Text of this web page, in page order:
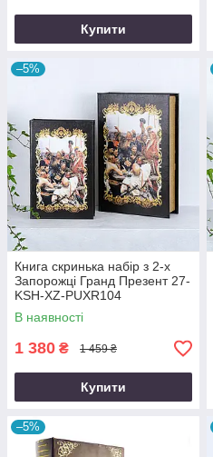
Купити
–5%
Книга скринька набір з 2-х
Запорожці Гранд Презент 27-
KSH-XZ-PUXR104
В наявності
1 380 ₴ 1 459 ₴
Купити
–5%